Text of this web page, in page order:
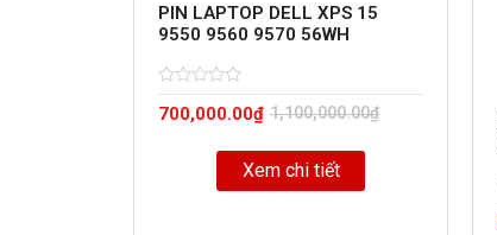
PIN LAPTOP DELL XPS 15
9550 9560 9570 56WH
0
1,100,000.00₫
700,000.00₫
Xem chi tiết